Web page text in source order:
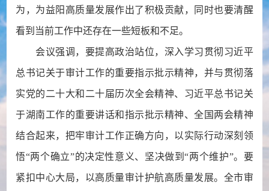
为，为益阳高质量发展作出了积极贡献，同时也要清醒
看到当前工作中还存在一些短板和不足。
会议强调，要提高政治站位，深入学习贯彻习近平
总书记关于审计工作的重要指示批示精神，并与贯彻落
实党的二十大和二十届历次全会精神、习近平总书记关
于湖南工作的重要讲话和指示批示精神、全国两会精神
结合起来，把牢审计工作正确方向，以实际行动深刻领
悟“两个确立”的决定性意义、坚决做到“两个维护”。要
紧扣中心大局，以高质量审计护航高质量发展。全市审